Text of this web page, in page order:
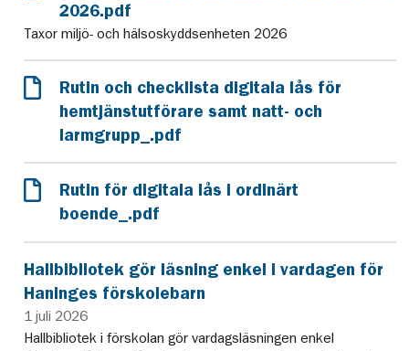
2026.pdf
Taxor miljö- och hälsoskyddsenheten 2026
Rutin och checklista digitala lås för
hemtjänstutförare samt natt- och
larmgrupp_.pdf
Rutin för digitala lås i ordinärt
boende_.pdf
Hallbibliotek gör läsning enkel i vardagen för
Haninges förskolebarn
1 juli 2026
Hallbibliotek i förskolan gör vardagsläsningen enkel